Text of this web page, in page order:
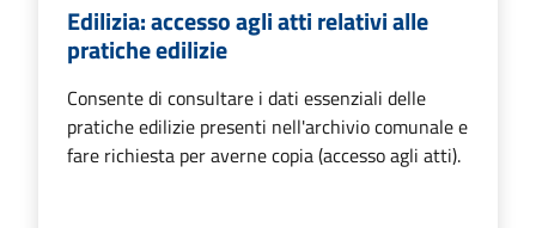
Edilizia: accesso agli atti relativi alle
pratiche edilizie
Consente di consultare i dati essenziali delle
pratiche edilizie presenti nell'archivio comunale e
fare richiesta per averne copia (accesso agli atti).